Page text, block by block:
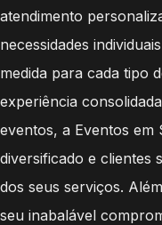
atendimento
necessidades
medida para cada tipo
experiência
eventos, a Eventos
diversificado e clientes
dos seus serviços.
seu inabalável